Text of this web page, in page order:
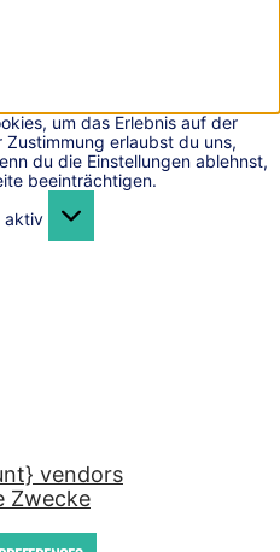
um das Erlebnis auf der
erlaubst du uns,
du die Einstellungen ablehnst,
beeinträchtigen.
aktiv
vendors
Zwecke